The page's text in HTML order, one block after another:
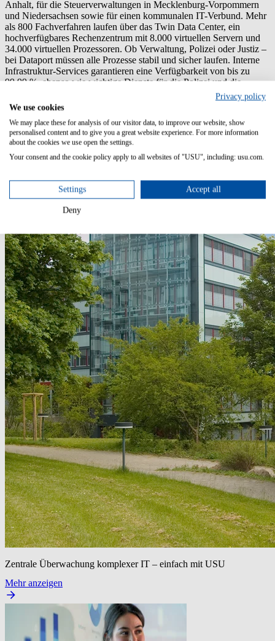
Anhalt, für die Steuerverwaltungen in Mecklenburg-Vorpommern
und Niedersachsen sowie für einen kommunalen IT-Verbund. Mehr
als 800 Fachverfahren laufen über das Twin Data Center, ein
hochverfügbares Rechenzentrum mit 8.000 virtuellen Servern und
34.000 virtuellen Prozessoren. Ob Verwaltung, Polizei oder Justiz –
bei Dataport müssen alle Prozesse stabil und sicher laufen. Interne
Infrastruktur-Services garantieren eine Verfügbarkeit von bis zu
99,99 %, ebenso wie wichtige Dienste für die Polizei und die
Notrufnummern 110 und 112. Über 1.500 SLA-Berichte liefert
Dataport jeden Monat aus – ein klarer Beleg für das hohe Service-
Seit vielen Jahren ist es das verlässliche Rückgrat für ein sicheres
und leistungsfähiges IT-Betriebsmodell.
Zur Website von Dataport
Zentrale Überwachung komplexer IT – einfach mit USU
Mehr anzeigen
Privacy policy
We use cookies
We may place these for analysis of our visitor data, to improve our website, show
personalised content and to give you a great website experience. For more information
about the cookies we use open the settings.
Your consent and the cookie policy apply to all websites of "USU", including: usu.com.
Settings Accept all
Deny